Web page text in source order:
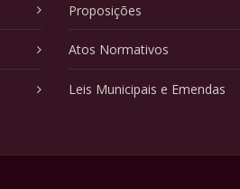
Proposições
Atos Normativos
Leis Municipais e Emendas